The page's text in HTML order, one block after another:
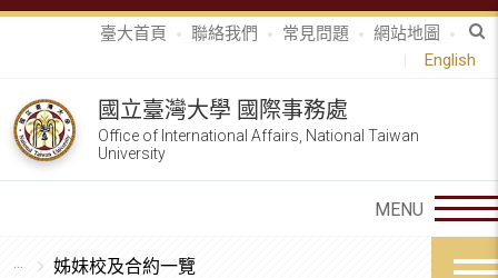
臺大首頁 聯絡我們 常見問題
網站地圖
English
國立臺灣大學 國際事務處
Office of International Affairs, National Taiwan
University
姊妹校及合約一覽